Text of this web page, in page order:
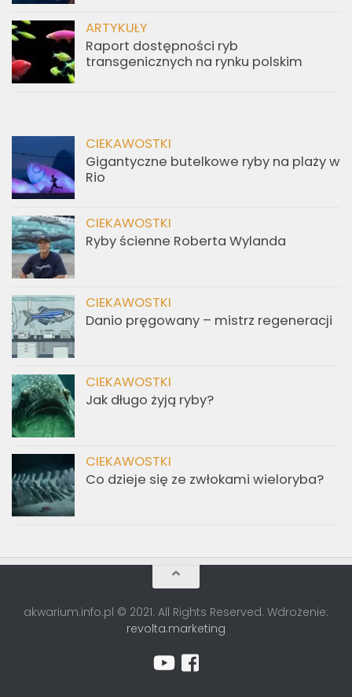
ARTYKUŁY
Raport dostępności ryb
transgenicznych na rynku polskim
CIEKAWOSTKI
Gigantyczne butelkowe ryby na plaży w
Rio
CIEKAWOSTKI
Ryby ścienne Roberta Wylanda
CIEKAWOSTKI
Danio pręgowany – mistrz regeneracji
CIEKAWOSTKI
Jak długo żyją ryby?
CIEKAWOSTKI
Co dzieje się ze zwłokami wieloryba?
akwarium.info.pl © 2021. All Rights Reserved. Wdrożenie:
revolta.marketing